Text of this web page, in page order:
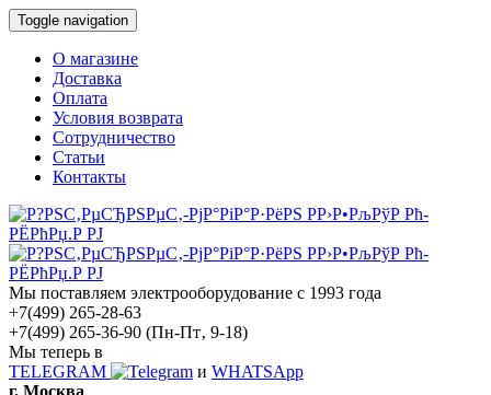
Toggle navigation
О магазине
Доставка
Оплата
Условия возврата
Сотрудничество
Статьи
Контакты
Мы поставляем электрооборудование с 1993 года
+7(499) 265-28-63
+7(499) 265-36-90 (Пн-Пт‚ 9-18)
Мы теперь в
TELEGRAM
и WHATSApp
г. Москва